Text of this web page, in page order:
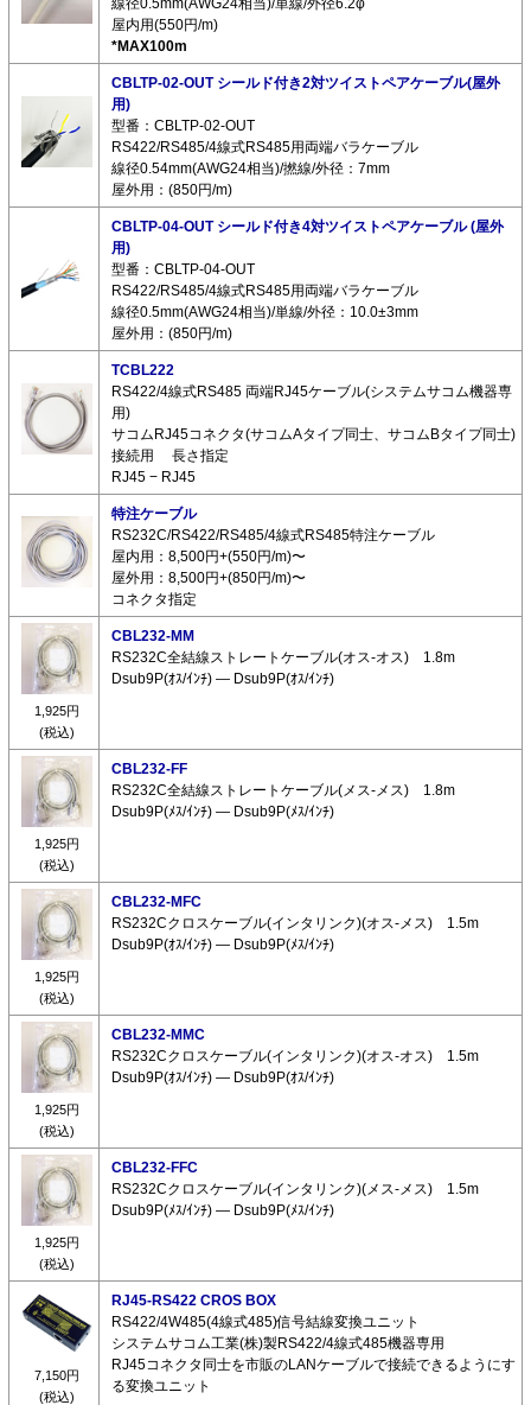
屋内用(550円/m)
*MAX100m
CBLTP-02-OUT シールド付き2対ツイストペアケーブル(屋外
用)
型番：CBLTP-02-OUT
RS422/RS485/4線式RS485用両端バラケーブル
線径0.54mm(AWG24相当)/撚線/外径：7mm
屋外用：(850円/m)
CBLTP-04-OUT シールド付き4対ツイストペアケーブル (屋外
用)
型番：CBLTP-04-OUT
RS422/RS485/4線式RS485用両端バラケーブル
線径0.5mm(AWG24相当)/単線/外径：10.0±3mm
屋外用：(850円/m)
TCBL222
RS422/4線式RS485 両端RJ45ケーブル(システムサコム機器専
用)
サコムRJ45コネクタ(サコムAタイプ同士、サコムBタイプ同士)
接続用 長さ指定
RJ45 − RJ45
特注ケーブル
RS232C/RS422/RS485/4線式RS485特注ケーブル
屋内用：8,500円+(550円/m)〜
屋外用：8,500円+(850円/m)〜
コネクタ指定
1,925円
(税込)
CBL232-MM
RS232C全結線ストレートケーブル(オス-オス) 1.8m
Dsub9P(ｵｽ/ｲﾝﾁ) ― Dsub9P(ｵｽ/ｲﾝﾁ)
1,925円
(税込)
CBL232-FF
RS232C全結線ストレートケーブル(メス-メス) 1.8m
Dsub9P(ﾒｽ/ｲﾝﾁ) ― Dsub9P(ﾒｽ/ｲﾝﾁ)
1,925円
(税込)
CBL232-MFC
RS232Cクロスケーブル(インタリンク)(オス-メス) 1.5m
Dsub9P(ｵｽ/ｲﾝﾁ) ― Dsub9P(ﾒｽ/ｲﾝﾁ)
1,925円
(税込)
CBL232-MMC
RS232Cクロスケーブル(インタリンク)(オス-オス) 1.5m
Dsub9P(ｵｽ/ｲﾝﾁ) ― Dsub9P(ｵｽ/ｲﾝﾁ)
1,925円
(税込)
CBL232-FFC
RS232Cクロスケーブル(インタリンク)(メス-メス) 1.5m
Dsub9P(ﾒｽ/ｲﾝﾁ) ― Dsub9P(ﾒｽ/ｲﾝﾁ)
7,150円
(税込)
RJ45-RS422 CROS BOX
RS422/4W485(4線式485)信号結線変換ユニット
システムサコム工業(株)製RS422/4線式485機器専用
RJ45コネクタ同士を市販のLANケーブルで接続できるようにす
る変換ユニット